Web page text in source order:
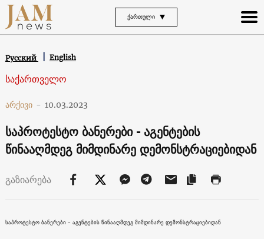
ᲥᲐᲠᲗᲣᲚᲘ
Русский English
საქართველო
არქივი - 10.03.2023
საპროტესტო ბანერები - აგენტების
წინააღმდეგ მიმდინარე დემონსტრაციებიდან
გაზიარება
საპროტესტო ბანერები – აგენტების წინააღმდეგ მიმდინარე დემონსტრაციებიდან